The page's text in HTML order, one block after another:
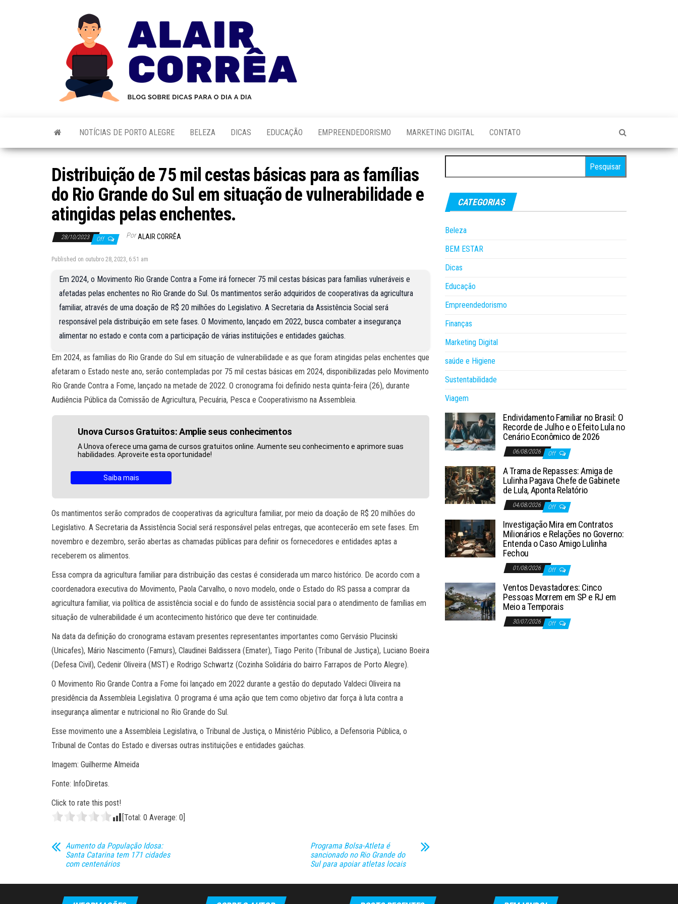
NOTÍCIAS DE PORTO ALEGRE BELEZA DICAS EDUCAÇÃO EMPREENDEDORISMO MARKETING DIGITAL CONTATO
Distribuição de 75 mil cestas básicas para as famílias
do Rio Grande do Sul em situação de vulnerabilidade e
atingidas pelas enchentes.
28/10/2023 Off Por ALAIR CORRÊA
Published on outubro 28, 2023, 6:51 am
Em 2024, o Movimento Rio Grande Contra a Fome irá fornecer 75 mil cestas básicas para famílias vulneráveis e
afetadas pelas enchentes no Rio Grande do Sul. Os mantimentos serão adquiridos de cooperativas da agricultura
familiar, através de uma doação de R$ 20 milhões do Legislativo. A Secretaria da Assistência Social será
responsável pela distribuição em sete fases. O Movimento, lançado em 2022, busca combater a insegurança
alimentar no estado e conta com a participação de várias instituições e entidades gaúchas.
Em 2024, as famílias do Rio Grande do Sul em situação de vulnerabilidade e as que foram atingidas pelas enchentes que
afetaram o Estado neste ano, serão contempladas por 75 mil cestas básicas em 2024, disponibilizadas pelo Movimento
Rio Grande Contra a Fome, lançado na metade de 2022. O cronograma foi definido nesta quinta-feira (26), durante
Audiência Pública da Comissão de Agricultura, Pecuária, Pesca e Cooperativismo na Assembleia.
Unova Cursos Gratuitos: Amplie seus conhecimentos
A Unova oferece uma gama de cursos gratuitos online. Aumente seu conhecimento e aprimore suas
habilidades. Aproveite esta oportunidade!
Saiba mais
Os mantimentos serão comprados de cooperativas da agricultura familiar, por meio da doação de R$ 20 milhões do
Legislativo. A Secretaria da Assistência Social será responsável pelas entregas, que acontecerão em sete fases. Em
novembro e dezembro, serão abertas as chamadas públicas para definir os fornecedores e entidades aptas a
receberem os alimentos.
Essa compra da agricultura familiar para distribuição das cestas é considerada um marco histórico. De acordo com a
coordenadora executiva do Movimento, Paola Carvalho, o novo modelo, onde o Estado do RS passa a comprar da
agricultura familiar, via política de assistência social e do fundo de assistência social para o atendimento de famílias em
situação de vulnerabilidade é um acontecimento histórico que deve ter continuidade.
Na data da definição do cronograma estavam presentes representantes importantes como Gervásio Plucinski
(Unicafes), Mário Nascimento (Famurs), Claudinei Baldissera (Emater), Tiago Perito (Tribunal de Justiça), Luciano Boeira
(Defesa Civil), Cedenir Oliveira (MST) e Rodrigo Schwartz (Cozinha Solidária do bairro Farrapos de Porto Alegre).
O Movimento Rio Grande Contra a Fome foi lançado em 2022 durante a gestão do deputado Valdeci Oliveira na
presidência da Assembleia Legislativa. O programa é uma ação que tem como objetivo dar força à luta contra a
insegurança alimentar e nutricional no Rio Grande do Sul.
Esse movimento une a Assembleia Legislativa, o Tribunal de Justiça, o Ministério Público, a Defensoria Pública, o
Tribunal de Contas do Estado e diversas outras instituições e entidades gaúchas.
Imagem: Guilherme Almeida
Fonte: InfoDiretas.
Click to rate this post!
[Total: 0 Average: 0]
Aumento da População Idosa:
Santa Catarina tem 171 cidades
com centenários
Programa Bolsa-Atleta é
sancionado no Rio Grande do
Sul para apoiar atletas locais
por:
CATEGORIAS
Beleza
BEM ESTAR
Dicas
Educação
Empreendedorismo
Finanças
Marketing Digital
saúde e Higiene
Sustentabilidade
Viagem
Endividamento Familiar no Brasil: O
Recorde de Julho e o Efeito Lula no
Cenário Econômico de 2026
06/08/2026 Off
A Trama de Repasses: Amiga de
Lulinha Pagava Chefe de Gabinete
de Lula, Aponta Relatório
04/08/2026 Off
Investigação Mira em Contratos
Milionários e Relações no Governo:
Entenda o Caso Amigo Lulinha
Fechou
01/08/2026 Off
Ventos Devastadores: Cinco
Pessoas Morrem em SP e RJ em
Meio a Temporais
30/07/2026 Off